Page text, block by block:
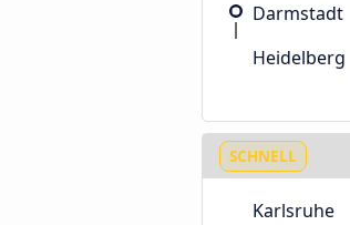
Darmstadt
Heidelberg
SCHNELL
Karlsruhe